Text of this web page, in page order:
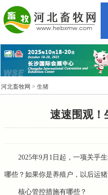
河北畜牧网 > 生猪
速速围观！
2025年9月1日起，一项关乎
哪些？如果你是养殖户，以后运
核心管控措施有哪些？